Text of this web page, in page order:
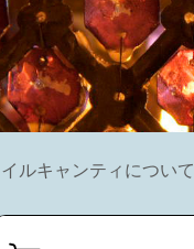
イルキャンティについて